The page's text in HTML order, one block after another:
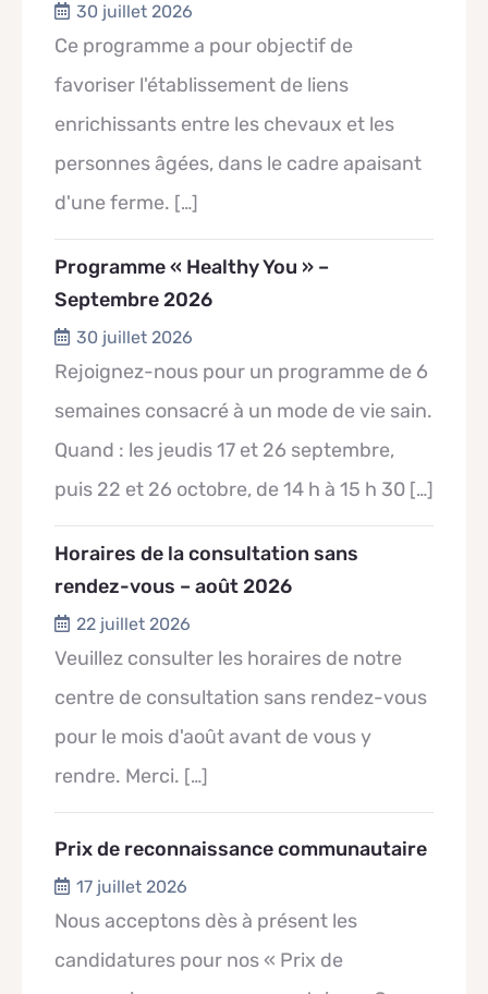
30 juillet 2026
Ce programme a pour objectif de
favoriser l'établissement de liens
enrichissants entre les chevaux et les
personnes âgées, dans le cadre apaisant
d'une ferme. […]
Programme « Healthy You » –
Septembre 2026
30 juillet 2026
Rejoignez-nous pour un programme de 6
semaines consacré à un mode de vie sain.
Quand : les jeudis 17 et 26 septembre,
puis 22 et 26 octobre, de 14 h à 15 h 30 […]
Horaires de la consultation sans
rendez-vous – août 2026
22 juillet 2026
Veuillez consulter les horaires de notre
centre de consultation sans rendez-vous
pour le mois d'août avant de vous y
rendre. Merci. […]
Prix de reconnaissance communautaire
17 juillet 2026
Nous acceptons dès à présent les
candidatures pour nos « Prix de